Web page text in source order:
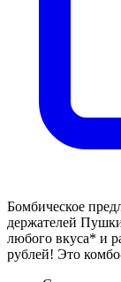
Бомбическое
держателей
любого вкуса* и
рублей! Это